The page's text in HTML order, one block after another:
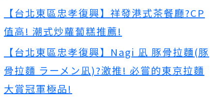
【台北東區忠孝復興】祥發港式茶餐廳?CP
值高! 潮式炒蘿蔔糕推薦!
【台北東區忠孝復興】Nagi 凪 豚骨拉麵(豚
骨拉麵 ラーメン凪)?激推! 必嘗的東京拉麵
大賞冠軍極品!